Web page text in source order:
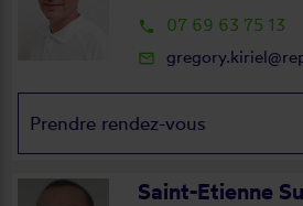
local_phone 07 69 63 75 13
mail_outline
Prendre rendez-vous
Saint-Etienne